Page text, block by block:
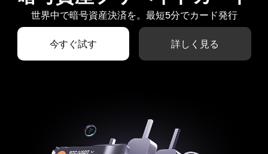
世界中で暗号資産決済を。最短5分でカード発行
今すぐ試す 詳しく見る